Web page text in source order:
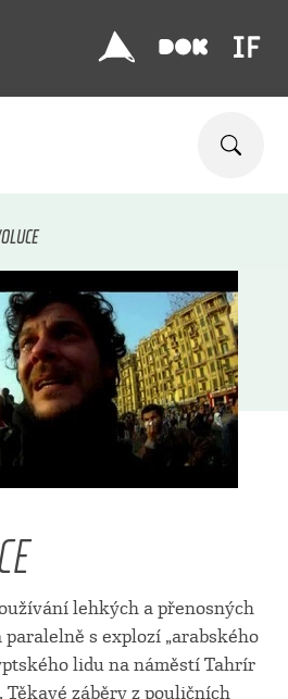
lehkých a přenosných
s explozí „arabského
lidu na náměstí Tahrír
Těkavé záběry z pouličních